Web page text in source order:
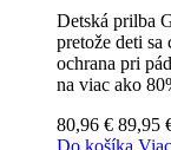
Detská prilba
pretože deti
ochrana pri
na viac ako
80,96 € 89,95